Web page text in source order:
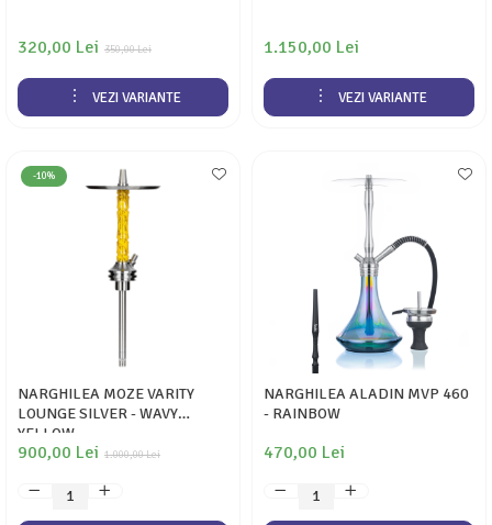
350,00 Lei
320,00 Lei
VEZI VARIANTE
1.150,00 Lei
VEZI VARIANTE
-10%
NARGHILEA MOZE VARITY
LOUNGE SILVER - WAVY
YELLOW
1.000,00 Lei
900,00 Lei
NARGHILEA ALADIN MVP 460
- RAINBOW
470,00 Lei